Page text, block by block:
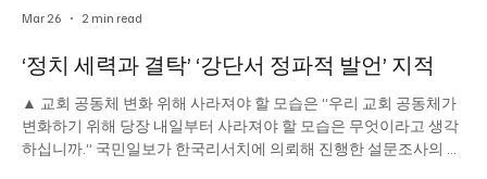
‘정치 세력과 결탁’ ‘강단서 정파적 발언’ 지적
▲ 교회 공동체 변화 위해 사라져야 할 모습은 “우리 교회 공동체가
변화하기 위해 당장 내일부터 사라져야 할 모습은 무엇이라고 생각
하십니까.” 국민일보가 한국리서치에 의뢰해 진행한 설문조사의 마
Mar 26 2 min read